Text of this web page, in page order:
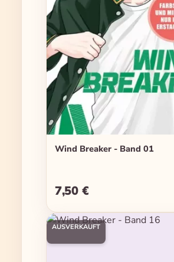
Wind Breaker - Band 01
Regulärer Preis:
7,50 €
AUSVERKAUFT